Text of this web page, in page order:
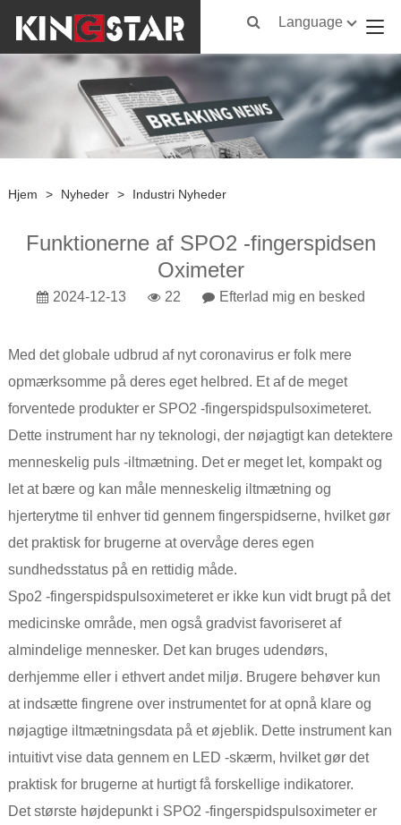
Language
Hjem > Nyheder > Industri Nyheder
Funktionerne af SPO2 -fingerspidsen
Oximeter
2024-12-13 22 Efterlad mig en besked
Med det globale udbrud af nyt coronavirus er folk mere
opmærksomme på deres eget helbred. Et af de meget
forventede produkter er SPO2 -fingerspidspulsoximeteret.
Dette instrument har ny teknologi, der nøjagtigt kan detektere
menneskelig puls -iltmætning. Det er meget let, kompakt og
let at bære og kan måle menneskelig iltmætning og
hjerterytme til enhver tid gennem fingerspidserne, hvilket gør
det praktisk for brugerne at overvåge deres egen
sundhedsstatus på en rettidig måde.
Spo2 -fingerspidspulsoximeteret er ikke kun vidt brugt på det
medicinske område, men også gradvist favoriseret af
almindelige mennesker. Det kan bruges udendørs,
derhjemme eller i ethvert andet miljø. Brugere behøver kun
at indsætte fingrene over instrumentet for at opnå klare og
nøjagtige iltmætningsdata på et øjeblik. Dette instrument kan
intuitivt vise data gennem en LED -skærm, hvilket gør det
praktisk for brugerne at hurtigt få forskellige indikatorer.
Det største højdepunkt i SPO2 -fingerspidspulsoximeter er